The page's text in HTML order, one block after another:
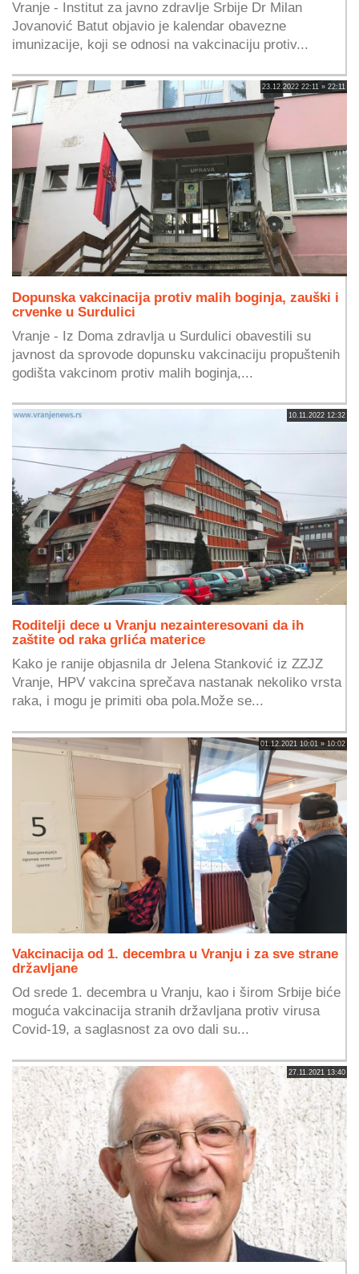
Vranje - Institut za javno zdravlje Srbije Dr Milan
Jovanović Batut objavio je kalendar obavezne
imunizacije, koji se odnosi na vakcinaciju protiv...
23.12.2022 22:11 » 22:11
Dopunska vakcinacija protiv malih boginja, zauški i
crvenke u Surdulici
Vranje - Iz Doma zdravlja u Surdulici obavestili su
javnost da sprovode dopunsku vakcinaciju propuštenih
godišta vakcinom protiv malih boginja,...
10.11.2022 12:32
Roditelji dece u Vranju nezainteresovani da ih
zaštite od raka grlića materice
Kako je ranije objasnila dr Jelena Stanković iz ZZJZ
Vranje, HPV vakcina sprečava nastanak nekoliko vrsta
raka, i mogu je primiti oba pola.Može se...
01.12.2021 10:01 » 10:02
Vakcinacija od 1. decembra u Vranju i za sve strane
državljane
Od srede 1. decembra u Vranju, kao i širom Srbije biće
moguća vakcinacija stranih državljana protiv virusa
Covid-19, a saglasnost za ovo dali su...
27.11.2021 13:40